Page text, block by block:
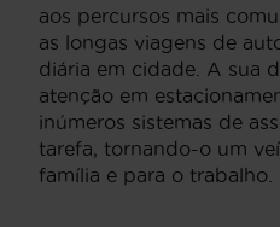
aos percursos mais
as longas viagens de
diária em cidade. A sua
atenção em
inúmeros sistemas de
tarefa, tornando-o um
família e para o trabalho.